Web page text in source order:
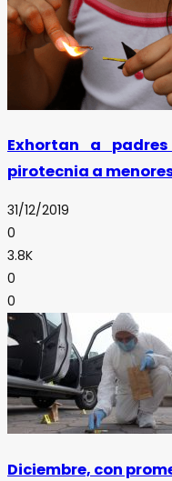
Exhortan a
pirotecnia a
31/12/2019
0
3.8K
0
0
Diciembre, con